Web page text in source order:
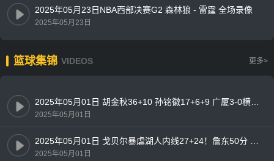
2025年05月23日NBA西部决赛G2 森林狼 - 雷霆 全场录像
2025年05月23日
篮球集锦 VIDEOS 更多>
2025年05月01日
2025年05月01日